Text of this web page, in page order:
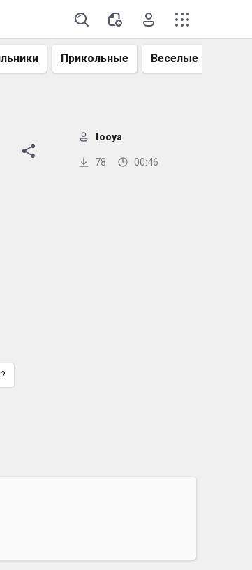
Прикольные Веселые
78 00:46
tooya